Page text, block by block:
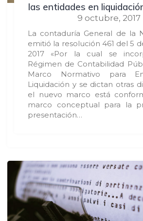
las entidades en
9 octubre, 2017
La contaduría General de la
emitió la resolución 461 del 5
2017 «Por la cual se
Régimen de Contabilidad
Marco Normativo para
Liquidación y se dictan otras
el nuevo marco está
marco conceptual para la
presentación…